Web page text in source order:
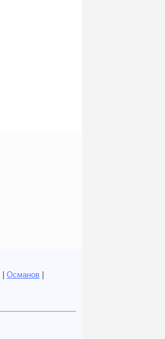
| Османов |